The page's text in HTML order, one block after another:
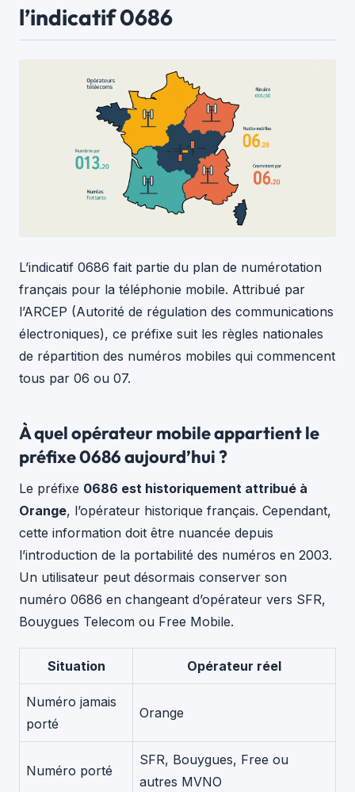
l’indicatif 0686
L’indicatif 0686 fait partie du plan de numérotation
français pour la téléphonie mobile. Attribué par
l’ARCEP (Autorité de régulation des communications
électroniques), ce préfixe suit les règles nationales
de répartition des numéros mobiles qui commencent
tous par 06 ou 07.
À quel opérateur mobile appartient le
préfixe 0686 aujourd’hui ?
Le préfixe 0686 est historiquement attribué à
Orange, l’opérateur historique français. Cependant,
cette information doit être nuancée depuis
l’introduction de la portabilité des numéros en 2003.
Un utilisateur peut désormais conserver son
numéro 0686 en changeant d’opérateur vers SFR,
Bouygues Telecom ou Free Mobile.
Situation Opérateur réel
Numéro jamais
porté
Orange
Numéro porté
SFR, Bouygues, Free ou
autres MVNO